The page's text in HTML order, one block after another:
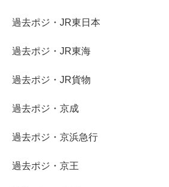
過去ポジ・JR東日本
過去ポジ・JR東海
過去ポジ・JR貨物
過去ポジ・京成
過去ポジ・京浜急行
過去ポジ・京王